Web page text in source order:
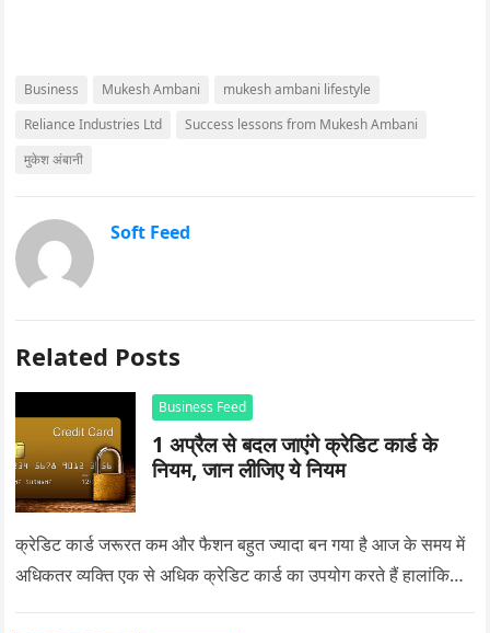
Business Mukesh Ambani
mukesh ambani lifestyle
Reliance Industries Ltd
Success lessons from Mukesh Ambani
मुकेश अंबानी
Soft Feed
Related Posts
Business Feed
1 अप्रैल से बदल जाएंगे क्रेडिट कार्ड के
नियम, जान लीजिए ये नियम
क्रेडिट कार्ड जरूरत कम और फैशन बहुत ज्यादा बन गया है आज के समय में
अधिकतर व्यक्ति एक से अधिक क्रेडिट कार्ड का उपयोग करते हैं हालांकि…